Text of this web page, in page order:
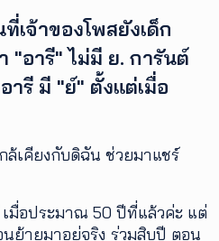
เจ้าของโพสยังเด็ก
"อารี" ไม่มี ย. การันต์
ารี มี "ย์" ตั้งแต่เมื่อ
ล้เคียงกับดิฉัน ช่วยมาแชร์
มื่อประมาณ 50 ปีที่แล้วค่ะ แต่
ย้ายมาอยู่จริง ร่วมสิบปี ตอน